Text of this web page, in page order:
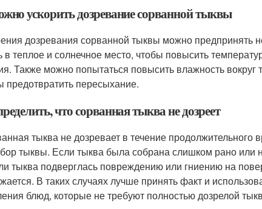
ускорить дозревание сорванной тыквы
дозревания сорванной тыквы можно предпринять
в теплое и солнечное место, чтобы повысить
Также можно попытаться повысить влажность
предотвратить пересыхание.
что сорванная тыква не дозреет
тыква не дозревает в течение
тыквы. Если тыква была собрана слишком рано или
тыква подверглась повреждению или гниению на
В таких случаях лучше принять факт и
блюд, которые не требуют полностью дозрелой